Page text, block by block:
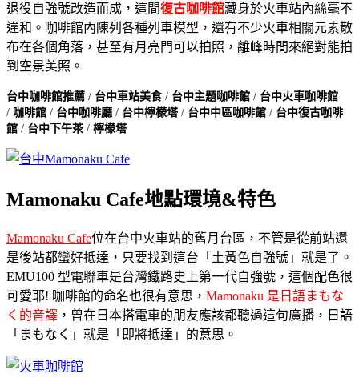
退役自強號改造而成，這間復古咖啡館藏身於火車站內絲毫不
違和。咖啡館內陳列各種列車模型，還有不少火車相關元素散
布在各個角落，甚至有月亮門可以拍照，離峰時間來絕對能拍
到空景美照。
台中咖啡館推薦 / 台中車站美食 / 台中主題咖啡館 / 台中火車咖啡館
/ 咖啡館 / 台中咖啡廳 / 台中檸檬塔 / 台中中區咖啡館 / 台中復古咖啡
館 / 台中下午茶/ 檸檬塔
Mamonaku Cafe地點環境&特色
Mamonaku Cafe位在台中火車站的舊月台區，不管是從前站還
是後站都蠻好抵達，只要找到這台「土黃色自強號」就是了。
EMU100 型電聯車是台灣鐵路史上第一代自強號，這個配色很
可愛耶! 咖啡館的命名也很有意思， Mamonaku 是日語まもな
く的音譯 ，曾在日本搭電車的朋友應該都聽過這句廣播，日語
「まもなく」就是「即將抵達」的意思。